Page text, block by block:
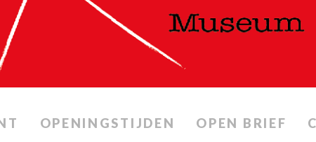
OPENINGSTIJDEN OPEN BRIEF